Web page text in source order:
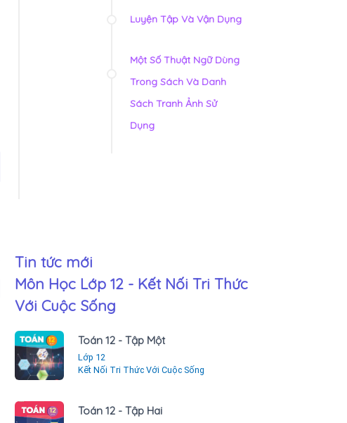
Luyện Tập Và Vận Dụng
Một Số Thuật Ngữ Dùng
Trong Sách Và Danh
Sách Tranh Ảnh Sử
Dụng
Tin tức mới
Môn Học Lớp 12 - Kết Nối Tri Thức
Với Cuộc Sống
Toán 12 - Tập Một
Lớp 12
Kết Nối Tri Thức Với Cuộc Sống
Toán 12 - Tập Hai